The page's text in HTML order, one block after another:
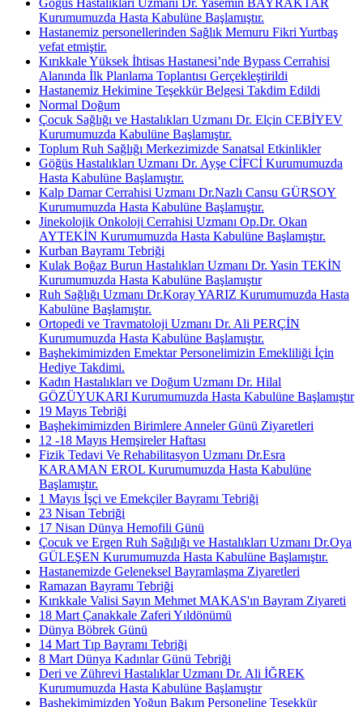
Kurumumuzda Hasta Kabulüne Başlamıştır.
Hastanemiz personellerinden Sağlık Memuru Fikri Yurtbaş
vefat etmiştir.
Kırıkkale Yüksek İhtisas Hastanesi’nde Bypass Cerrahisi
Alanında İlk Planlama Toplantısı Gerçekleştirildi
Hastanemiz Hekimine Teşekkür Belgesi Takdim Edildi
Normal Doğum
Çocuk Sağlığı ve Hastalıkları Uzmanı Dr. Elçin CEBİYEV
Kurumumuzda Kabulüne Başlamıştır.
Toplum Ruh Sağlığı Merkezimizde Sanatsal Etkinlikler
Göğüs Hastalıkları Uzmanı Dr. Ayşe CİFCİ Kurumumuzda
Hasta Kabulüne Başlamıştır.
Kalp Damar Cerrahisi Uzmanı Dr.Nazlı Cansu GÜRSOY
Kurumumuzda Hasta Kabulüne Başlamıştır.
Jinekolojik Onkoloji Cerrahisi Uzmanı Op.Dr. Okan
AYTEKİN Kurumumuzda Hasta Kabulüne Başlamıştır.
Kurban Bayramı Tebriği
Kulak Boğaz Burun Hastalıkları Uzmanı Dr. Yasin TEKİN
Kurumumuzda Hasta Kabulüne Başlamıştır
Ruh Sağlığı Uzmanı Dr.Koray YARIZ Kurumumuzda Hasta
Kabulüne Başlamıştır.
Ortopedi ve Travmatoloji Uzmanı Dr. Ali PERÇİN
Kurumumuzda Hasta Kabulüne Başlamıştır.
Başhekimimizden Emektar Personelimizin Emekliliği İçin
Hediye Takdimi.
Kadın Hastalıkları ve Doğum Uzmanı Dr. Hilal
GÖZÜYUKARI Kurumumuzda Hasta Kabulüne Başlamıştır
19 Mayıs Tebriği
Başhekimimizden Birimlere Anneler Günü Ziyaretleri
12 -18 Mayıs Hemşireler Haftası
Fizik Tedavi Ve Rehabilitasyon Uzmanı Dr.Esra
KARAMAN EROL Kurumumuzda Hasta Kabulüne
Başlamıştır.
1 Mayıs İşçi ve Emekçiler Bayramı Tebriği
23 Nisan Tebriği
17 Nisan Dünya Hemofili Günü
Çocuk ve Ergen Ruh Sağılığı ve Hastalıkları Uzmanı Dr.Oya
GÜLEŞEN Kurumumuzda Hasta Kabulüne Başlamıştır.
Hastanemizde Geleneksel Bayramlaşma Ziyaretleri
Ramazan Bayramı Tebriği
Kırıkkale Valisi Sayın Mehmet MAKAS'ın Bayram Ziyareti
18 Mart Çanakkale Zaferi Yıldönümü
Dünya Böbrek Günü
14 Mart Tıp Bayramı Tebriği
8 Mart Dünya Kadınlar Günü Tebriği
Deri ve Zührevi Hastalıklar Uzmanı Dr. Ali İĞREK
Kurumumuzda Hasta Kabulüne Başlamıştır
Başhekimimizden Yoğun Bakım Personeline Teşekkür